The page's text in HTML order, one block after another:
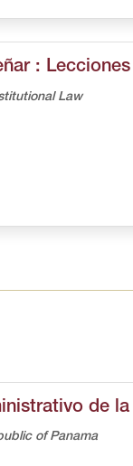
:
Law
de la
of Panama